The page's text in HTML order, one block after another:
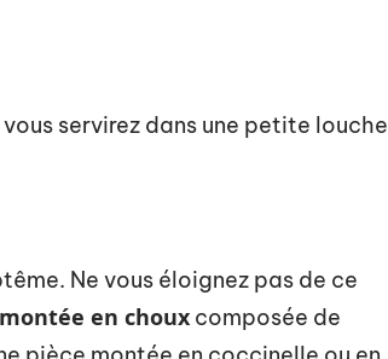
servirez dans une petite louche
Ne vous éloignez pas de ce
en choux composée de